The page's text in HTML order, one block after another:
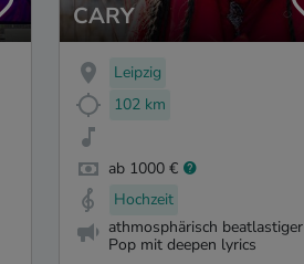
CARY
Leipzig
102 km
ab 1000 €
Hochzeit
athmosphärisch beatlastiger
Pop mit deepen lyrics